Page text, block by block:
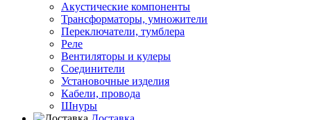
Акустические компоненты
Трансформаторы, умножители
Переключатели, тумблера
Реле
Вентиляторы и кулеры
Соединители
Установочные изделия
Кабели, провода
Шнуры